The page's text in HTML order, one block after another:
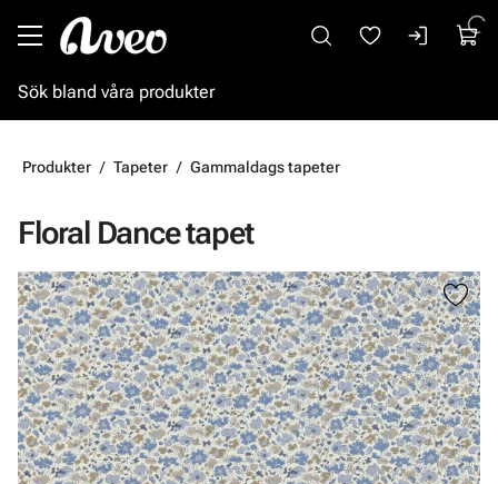
Produkter Tapeter Gammaldags tapeter
Floral Dance tapet
Hoppa över bilder